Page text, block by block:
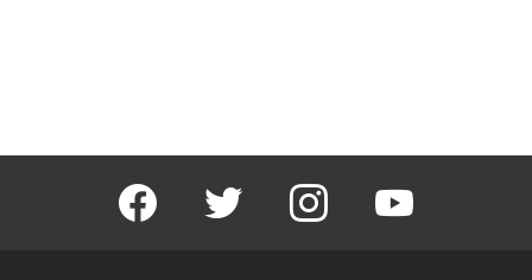
facebook twitter instagram youtube